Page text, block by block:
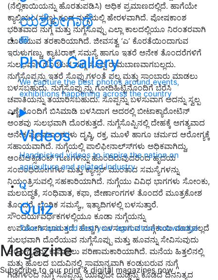
ಯಶೋಗಾಥೆ
Photo Gallery
We capture the best photos around events,
exhibitions happening across the country
Videos
Handpicked videos to inspire the nation on
agriculture and related industry
Quiz
Take a quiz and test your agriculture knowledge
Magazine
Subscribe to our print & digital magazines now
(ನೆಲ್ಲಿಕಾಯಿಯನ್ನು ಹೊರತುಪಡಿಸಿ) ಅಧಿಕ ಪ್ರಮಾಣದಲ್ಲಿದೆ. ಹಾಗೆಯೇ
ಕ್ಯಾಲ್ಸಿಯಂ(ಸುಣ್ಣ) ಕೂಡ ನುಗ್ಗೆಯಲ್ಲಿ ಹೇರಳವಾಗಿದೆ. ಪೋಷಕಾಂಶ
ಭರಿತವಾದ ನುಗ್ಗೆ ಮತ್ತು ನುಗ್ಗೆಸೊಪ್ಪು ಎಲ್ಲಾ ಕಾಲದಲ್ಲಿಯೂ ನಿರಂತರವಾಗಿ
ದೊರೆಯುವ ತರಕಾರಿಯಾಗಿದೆ. ಜೀವಸತ್ವ ‘ಎ’ ಕೊರತೆಯಿಂದಾಗುವ
ಇರುಳುಗಣ್ಣು, ಕ್ಯಾಟರಾಕ್ಟ್ ಸಮಸ್ಯೆ ಹಾಗೂ ಇತರೆ ಅನೇಕ ತೊಂದರೆಗಳಿಗೆ
ಸುಲಭವಾಗಿ ದೊರಕುವ ನುಗ್ಗೆ ಸೊಪ್ಪ ರಾಮಬಾಣವಾಗಬಲ್ಲದು.
ನುಗ್ಗೆಸೊಪ್ಪನ್ನು ಇತರೆ ಸೊಪ್ಪುಗಳಂತೆ ಪಲ್ಯ ಮತ್ತು ಸಾಂಬಾರು ಮಾಡಲು
ಬಳಸಬಹುದು. ನುಗ್ಗೆಸೊಪ್ಪುನ್ನು ಗೋದಿಹಿಟ್ಟಿನೊಂದಿಗೆ ಬೆರೆಸಿ
ಚಪಾತಿಯನ್ನು ತಯಾರಿಸಬಹುದು. ಸೊಪ್ಪನ್ನು ಬಳಸುವಾಗ ಅದನ್ನು ಸ್ವಲ್ಪ
ಎಣ್ಣೆಯೊಂದಿಗೆ ಬಿಸಿಮಾಡಿ ಬಳಸಿದಾಗ ಅದರಲ್ಲಿ ಬೀಟಾಕ್ಯಾರೋಟಿನ್
ಅಂಶವು ಸುಲಭವಾಗಿ ದೊರಕುತ್ತದೆ. ನುಗ್ಗೆಸೊಪ್ಪಿನಲ್ಲಿ ದೇಹಕ್ಕೆ ಅಗತ್ಯವಾದ
ಅನೇಕ ಪೋಷಕಾಂಶಗಳು ದೃಷ್ಠಿ, ರಕ್ತ, ಮೂಳೆ ಹಾಗೂ ಚರ್ಮದ ಆರೋಗ್ಯಕ್ಕೆ
ಸಹಾಯವಾಗಿದೆ. ನುಗ್ಗೆಯಲ್ಲಿ ಪಾಲಿಫೀನಾಲ್ಸ್‍ಗಳು ಅಧಿಕವಾಗಿದ್ದು,
ಆಂಟಿಆಕ್ಸಿಡೆಂಟ್ ಗುಣಗಳನ್ನು ಹೊಂದಿರುವುದರಿಂದ ಹೃದಯ
ಸಂಬಂಧಿರೋಗಗಳು ಮತ್ತು ಕ್ಯಾನ್ಸರ್ ಮುಂತಾದ ಸಮಸ್ಯೆಗಳನ್ನು
ನಿಯಂತ್ರಿಸುವಲ್ಲಿ ಸಹಕಾರಿಯಾಗಿದೆ. ನುಗ್ಗೆಯು ವಿವಿಧ ಭಾಗಗಳು ಸೋಂಕು,
ಮಲಬದ್ಧತೆ, ಸಂಧಿವಾತ, ಕಫಾ, ಜೀರ್ಣಾಂಗಗಳ ತೊಂದರೆ ಮೂತ್ರಕೋಶ
ತೊಂದರೆ, ಲೈಂಗಿಕ ಸಮಸ್ಯೆ,, ಇತ್ಯಾದಿಗಳಲ್ಲಿ ಬಳಸುತ್ತಾರೆ.
ಸೌಂದರ್ಯವರ್ಧಕಗಳಲ್ಲಿಯೂ ಕೂಡಾ ನುಗ್ಗೆಯನ್ನು
ಉಪಯೋಗಿಸಲಾಗುತ್ತದೆ. ಹೆಚ್ಚಾಗಿ ಬಳಸಲಾಗುವ ನುಗ್ಗೆಕಾಯಿ ಮಾತ್ರವಲ್ಲದೆ
ಸುಲಭವಾಗಿ ದೊರೆಯುವ ನುಗ್ಗೆಸೊಪ್ಪು ಮತ್ತು ಹೂವನ್ನು ಸೇವಿಸುವುದು
ಆರೋಗ್ಯವನ್ನು ಕಾಪಾಡಲು ಪರಿಣಾಮಕಾರಿಯಾಗಿದೆ. ಮನೆಯ ಹಿತ್ತಲಿನಲ್ಲಿ
ಮತ್ತು ಹೊಲದ ಬದುವಿನಲ್ಲಿ ಸಾಮಾನ್ಯವಾಗಿ ಕಂಡುಬರುವ ನುಗ್ಗೆ
ಗಿಡಗಳಿಂದ ನುಗ್ಗೆ ಸೊಪ್ಪನ್ನು ಯಾವುದೇ ದುಡ್ಡನ್ನು ಕೊಡದೆ ದಿನನಿತ್ಯದ